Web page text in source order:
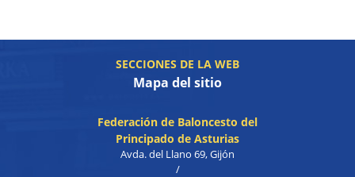
SECCIONES DE LA WEB
Mapa del sitio
Federación de Baloncesto del
Principado de Asturias
Avda. del Llano 69, Gijón
/